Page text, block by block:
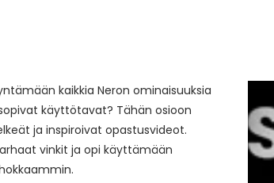
kaikkia Neron ominaisuuksia
käyttötavat? Tähän osioon
ja inspiroivat opastusvideot.
vinkit ja opi käyttämään